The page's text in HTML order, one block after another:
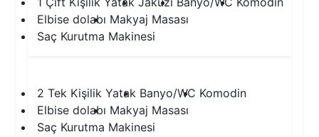
Elbise dolabı Makyaj Masası
Saç Kurutma Makinesi
2 Tek Kişilik Yatak Banyo/WC Komodin
Elbise dolabı Makyaj Masası
Saç Kurutma Makinesi